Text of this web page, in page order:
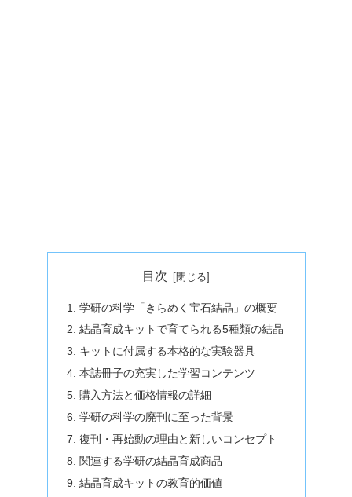
目次
学研の科学「きらめく宝石結晶」の概要
結晶育成キットで育てられる5種類の結晶
キットに付属する本格的な実験器具
本誌冊子の充実した学習コンテンツ
購入方法と価格情報の詳細
学研の科学の廃刊に至った背景
復刊・再始動の理由と新しいコンセプト
関連する学研の結晶育成商品
結晶育成キットの教育的価値